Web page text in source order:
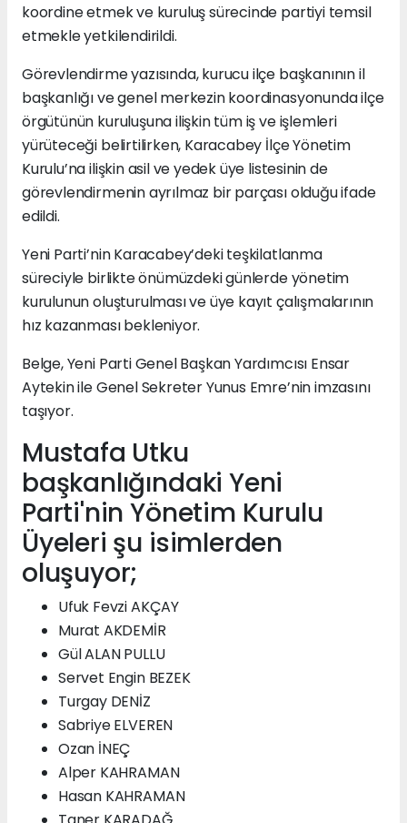
koordine etmek ve kuruluş sürecinde partiyi temsil
etmekle yetkilendirildi.
Görevlendirme yazısında, kurucu ilçe başkanının il
başkanlığı ve genel merkezin koordinasyonunda ilçe
örgütünün kuruluşuna ilişkin tüm iş ve işlemleri
yürüteceği belirtilirken, Karacabey İlçe Yönetim
Kurulu’na ilişkin asil ve yedek üye listesinin de
görevlendirmenin ayrılmaz bir parçası olduğu ifade
edildi.
Yeni Parti’nin Karacabey’deki teşkilatlanma
süreciyle birlikte önümüzdeki günlerde yönetim
kurulunun oluşturulması ve üye kayıt çalışmalarının
hız kazanması bekleniyor.
Belge, Yeni Parti Genel Başkan Yardımcısı Ensar
Aytekin ile Genel Sekreter Yunus Emre’nin imzasını
taşıyor.
Mustafa Utku
başkanlığındaki Yeni
Parti'nin Yönetim Kurulu
Üyeleri şu isimlerden
oluşuyor;
Ufuk Fevzi AKÇAY
Murat AKDEMİR
Gül ALAN PULLU
Servet Engin BEZEK
Turgay DENİZ
Sabriye ELVEREN
Ozan İNEÇ
Alper KAHRAMAN
Hasan KAHRAMAN